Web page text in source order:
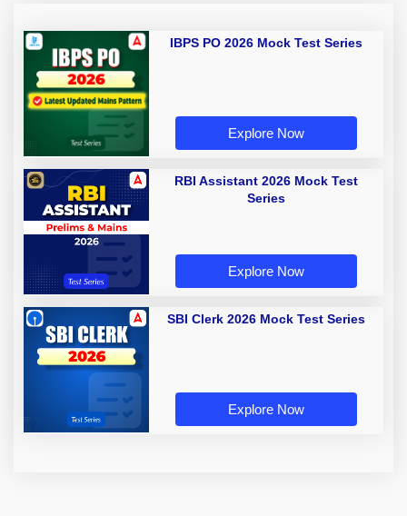
IBPS PO 2026 Mock Test Series
Explore Now
RBI Assistant 2026 Mock Test
Series
Explore Now
SBI Clerk 2026 Mock Test Series
Explore Now